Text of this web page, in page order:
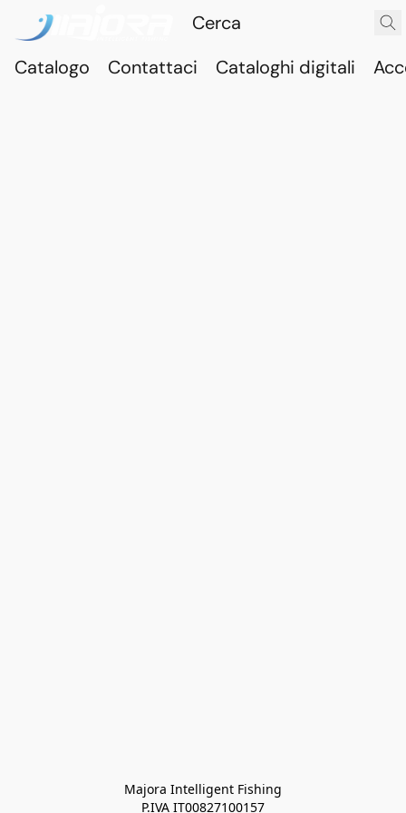
Catalogo Contattaci Cataloghi digitali
Majora Intelligent Fishing
P.IVA IT00827100157